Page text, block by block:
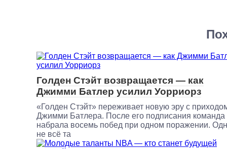
Голден Стэйт возвращается — как
Джимми Батлер усилил Уорриорз
«Голден Стэйт» переживает новую эру с
Джимми Батлера. После его подписания команда
набрала восемь побед при одном поражении.
не всё та